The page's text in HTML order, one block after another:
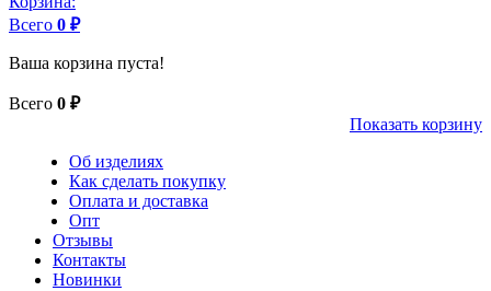
Всего 0 ₽
Ваша корзина пуста!
Всего 0 ₽
Показать корзину
Об изделиях
Как сделать покупку
Оплата и доставка
Опт
Отзывы
Контакты
Новинки